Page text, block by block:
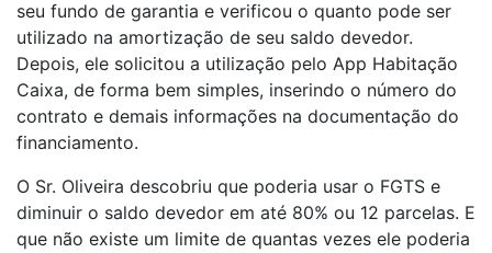
seu fundo de garantia e verificou o quanto pode ser
utilizado na amortização de seu saldo devedor.
Depois, ele solicitou a utilização pelo App Habitação
Caixa, de forma bem simples, inserindo o número do
contrato e demais informações na documentação do
financiamento.
O Sr. Oliveira descobriu que poderia usar o FGTS e
diminuir o saldo devedor em até 80% ou 12 parcelas. E
que não existe um limite de quantas vezes ele poderia